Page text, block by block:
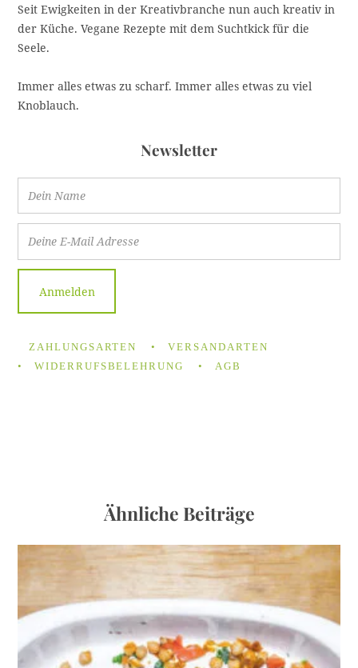
Seit Ewigkeiten in der Kreativbranche nun auch kreativ in
der Küche. Vegane Rezepte mit dem Suchtkick für die
Seele.
Immer alles etwas zu scharf. Immer alles etwas zu viel
Knoblauch.
Newsletter
ZAHLUNGSARTEN
VERSANDARTEN
WIDERRUFSBELEHRUNG
AGB
Ähnliche Beiträge